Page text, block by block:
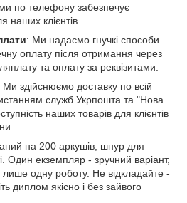
по телефону забезпечує
наших клієнтів.
: Ми надаємо гнучкі способи
оплату після отримання через
та оплату за реквізитами.
Ми здійснюємо доставку по всій
служб Укрпошта та "Нова
наших товарів для клієнтів
на 200 аркушів, шнур для
Один екземпляр - зручний варіант,
одну роботу. Не відкладайте -
диплом якісно і без зайвого